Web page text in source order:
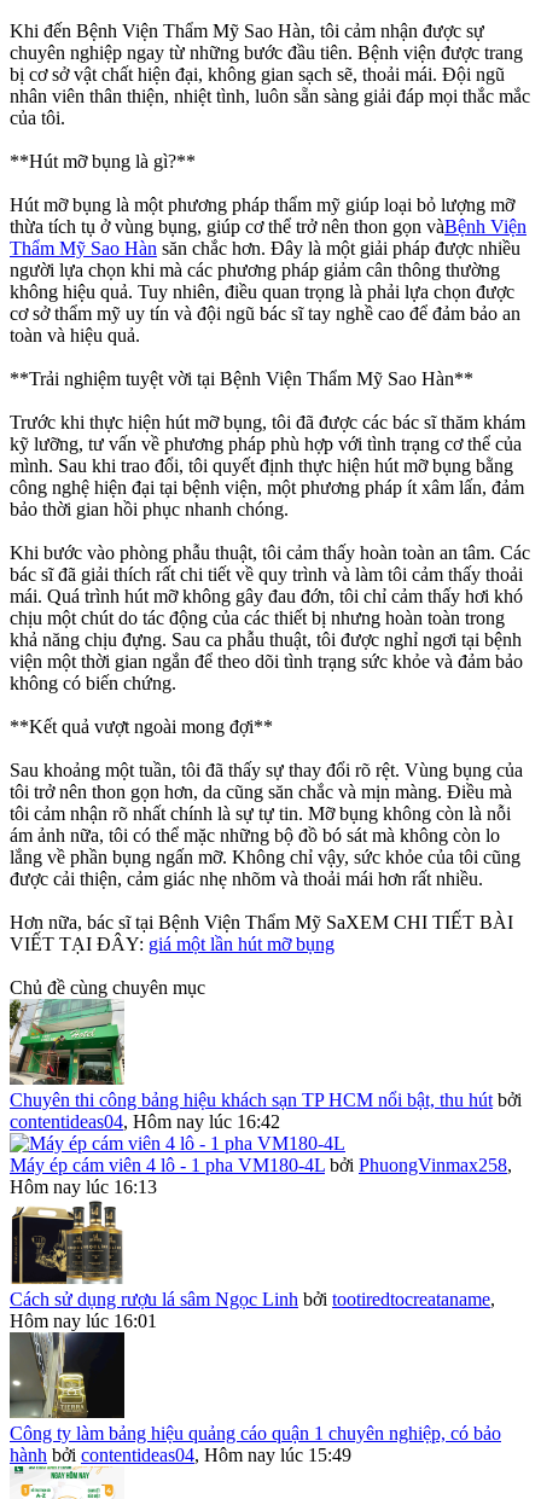
Khi đến Bệnh Viện Thẩm Mỹ Sao Hàn, tôi cảm nhận được sự
chuyên nghiệp ngay từ những bước đầu tiên. Bệnh viện được trang
bị cơ sở vật chất hiện đại, không gian sạch sẽ, thoải mái. Đội ngũ
nhân viên thân thiện, nhiệt tình, luôn sẵn sàng giải đáp mọi thắc mắc
của tôi.
**Hút mỡ bụng là gì?**
Hút mỡ bụng là một phương pháp thẩm mỹ giúp loại bỏ lượng mỡ
thừa tích tụ ở vùng bụng, giúp cơ thể trở nên thon gọn vàBệnh Viện
Thẩm Mỹ Sao Hàn săn chắc hơn. Đây là một giải pháp được nhiều
người lựa chọn khi mà các phương pháp giảm cân thông thường
không hiệu quả. Tuy nhiên, điều quan trọng là phải lựa chọn được
cơ sở thẩm mỹ uy tín và đội ngũ bác sĩ tay nghề cao để đảm bảo an
toàn và hiệu quả.
**Trải nghiệm tuyệt vời tại Bệnh Viện Thẩm Mỹ Sao Hàn**
Trước khi thực hiện hút mỡ bụng, tôi đã được các bác sĩ thăm khám
kỹ lưỡng, tư vấn về phương pháp phù hợp với tình trạng cơ thể của
mình. Sau khi trao đổi, tôi quyết định thực hiện hút mỡ bụng bằng
công nghệ hiện đại tại bệnh viện, một phương pháp ít xâm lấn, đảm
bảo thời gian hồi phục nhanh chóng.
Khi bước vào phòng phẫu thuật, tôi cảm thấy hoàn toàn an tâm. Các
bác sĩ đã giải thích rất chi tiết về quy trình và làm tôi cảm thấy thoải
mái. Quá trình hút mỡ không gây đau đớn, tôi chỉ cảm thấy hơi khó
chịu một chút do tác động của các thiết bị nhưng hoàn toàn trong
khả năng chịu đựng. Sau ca phẫu thuật, tôi được nghỉ ngơi tại bệnh
viện một thời gian ngắn để theo dõi tình trạng sức khỏe và đảm bảo
không có biến chứng.
**Kết quả vượt ngoài mong đợi**
Sau khoảng một tuần, tôi đã thấy sự thay đổi rõ rệt. Vùng bụng của
tôi trở nên thon gọn hơn, da cũng săn chắc và mịn màng. Điều mà
tôi cảm nhận rõ nhất chính là sự tự tin. Mỡ bụng không còn là nỗi
ám ảnh nữa, tôi có thể mặc những bộ đồ bó sát mà không còn lo
lắng về phần bụng ngấn mỡ. Không chỉ vậy, sức khỏe của tôi cũng
được cải thiện, cảm giác nhẹ nhõm và thoải mái hơn rất nhiều.
Hơn nữa, bác sĩ tại Bệnh Viện Thẩm Mỹ SaXEM CHI TIẾT BÀI
VIẾT TẠI ĐÂY: giá một lần hút mỡ bụng
Chủ đề cùng chuyên mục
Chuyên thi công bảng hiệu khách sạn TP HCM nổi bật, thu hút bởi
contentideas04, Hôm nay lúc 16:42
Máy ép cám viên 4 lô - 1 pha VM180-4L bởi PhuongVinmax258,
Hôm nay lúc 16:13
Cách sử dụng rượu lá sâm Ngọc Linh bởi tootiredtocreataname,
Hôm nay lúc 16:01
Công ty làm bảng hiệu quảng cáo quận 1 chuyên nghiệp, có bảo
hành bởi contentideas04, Hôm nay lúc 15:49